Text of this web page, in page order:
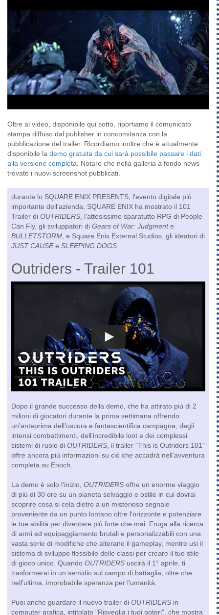
Oltre al video, disponibile qui sotto, riportiamo il comunicato
stampa diffuso dal publisher in concomitanza con la
pubblicazione del trailer. Ricordiamo inoltre che è attualmente
disponibile la demo gratuita da cui sarà possibile passare i dati
alla versione completa. Notare che nella galleria a fondo news
trovate i nuovi screenshot pubblicati.
durante lo SQUARE ENIX PRESENTS, l'evento digitale più
importante dell'azienda, SQUARE ENIX ha mostrato il 101
Trailer di OUTRIDERS, l'attesissimo sparatutto RPG di People
Can Fly, gli sviluppatori di Gears of War: Judgmente
BULLETSTORM, e Square Enix External Studios, gli ideatori di
JUST CAUSEe SLEEPING DOGS.
Outriders - Trailer 101
Dopo il grande successo della demo, che ha attirato più di 2
milioni di giocatori durante la prima settimana offrendo
un'anteprima dell’oscura e fantascientifica campagna, degli
intensi combattimenti, dell’incredibile loot e dei complessi
sistemi di ruolo di OUTRIDERS , il trailer "This is Outriders 101"
offre ancora più informazioni su ciò che accadrà nell'avventura
completa su Enoch.
La demo è solo l'inizio, OUTRIDERS offre un enorme viaggio
di più di 30 ore su un pianeta selvaggio e ostile in cui dovrai
scoprire cosa si cela dietro a un misterioso segnale
proveniente da un punto lontano oltre l'orizzonte e potenziare
le tue abilità per diventare più forte che mai. Fruga alla ricerca
di armi ed equipaggiamento brutali e personalizzabili con una
vasta serie di modifiche che alterano il gameplay, mentre usi il
sistema di sviluppo flessibile delle classi per creare il tuo stile
di gioco unico. Quando OUTRIDERS uscirà il 1° aprile, ti
trasformerai in un semidio sul campo di battaglia, oltre che
nell'ultima, improbabile speranza per l'umanità.
Puoi anche guardare il nuovo trailer di OUTRIDERS in
computer grafica, intitolato "Risveglia i tuoi poteri", che mostra